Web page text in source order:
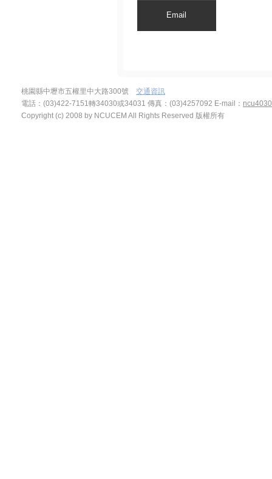
Email
桃園縣中壢市五權里中大路300號 交通資訊
電話：(03)422-7151轉34030或34031 傳真：(03)4257092 E-mail：
Copyright (c) 2008 by NCUCEM All Rights Reserved 版權所有